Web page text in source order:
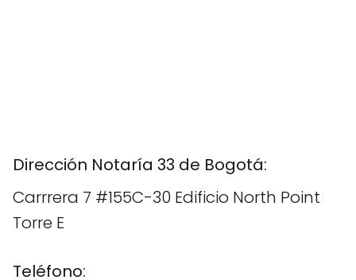
Dirección Notaría 33 de Bogotá:
Carrrera 7 #155C-30 Edificio North Point
Torre E
Teléfono: